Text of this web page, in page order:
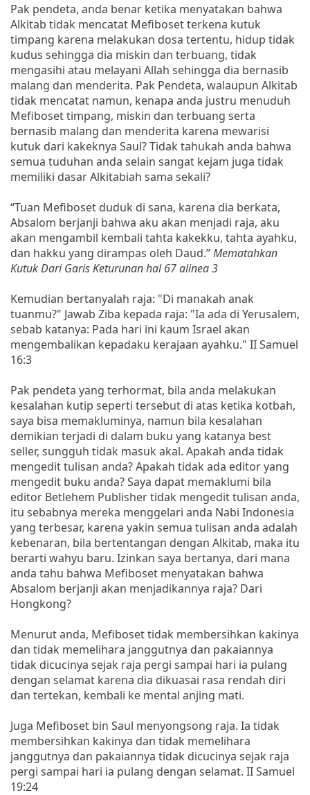
Pak pendeta, anda benar ketika menyatakan bahwa
Alkitab tidak mencatat Mefiboset terkena kutuk
timpang karena melakukan dosa tertentu, hidup tidak
kudus sehingga dia miskin dan terbuang, tidak
mengasihi atau melayani Allah sehingga dia bernasib
malang dan menderita. Pak Pendeta, walaupun Alkitab
tidak mencatat namun, kenapa anda justru menuduh
Mefiboset timpang, miskin dan terbuang serta
bernasib malang dan menderita karena mewarisi
kutuk dari kakeknya Saul? Tidak tahukah anda bahwa
semua tuduhan anda selain sangat kejam juga tidak
memiliki dasar Alkitabiah sama sekali?
“Tuan Mefiboset duduk di sana, karena dia berkata,
Absalom berjanji bahwa aku akan menjadi raja, aku
akan mengambil kembali tahta kakekku, tahta ayahku,
dan hakku yang dirampas oleh Daud.”Mematahkan
Kutuk Dari Garis Keturunan hal 67 alinea 3
Kemudian bertanyalah raja: "Di manakah anak
tuanmu?" Jawab Ziba kepada raja: "Ia ada di Yerusalem,
sebab katanya: Pada hari ini kaum Israel akan
mengembalikan kepadaku kerajaan ayahku." II Samuel
16:3
Pak pendeta yang terhormat, bila anda melakukan
kesalahan kutip seperti tersebut di atas ketika kotbah,
saya bisa memakluminya, namun bila kesalahan
demikian terjadi di dalam buku yang katanya best
seller, sungguh tidak masuk akal. Apakah anda tidak
mengedit tulisan anda? Apakah tidak ada editor yang
mengedit buku anda? Saya dapat memaklumi bila
editor Betlehem Publisher tidak mengedit tulisan anda,
itu sebabnya mereka menggelari anda Nabi Indonesia
yang terbesar, karena yakin semua tulisan anda adalah
kebenaran, bila bertentangan dengan Alkitab, maka itu
berarti wahyu baru. Izinkan saya bertanya, dari mana
anda tahu bahwa Mefiboset menyatakan bahwa
Absalom berjanji akan menjadikannya raja? Dari
Hongkong?
Menurut anda, Mefiboset tidak membersihkan kakinya
dan tidak memelihara janggutnya dan pakaiannya
tidak dicucinya sejak raja pergi sampai hari ia pulang
dengan selamat karena dia dikuasai rasa rendah diri
dan tertekan, kembali ke mental anjing mati.
Juga Mefiboset bin Saul menyongsong raja. Ia tidak
membersihkan kakinya dan tidak memelihara
janggutnya dan pakaiannya tidak dicucinya sejak raja
pergi sampai hari ia pulang dengan selamat. II Samuel
19:24